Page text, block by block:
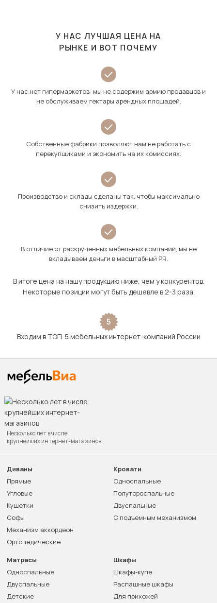
У НАС ЛУЧШАЯ ЦЕНА НА
РЫНКЕ И ВОТ ПОЧЕМУ
У нас нет гипермаркетов: мы не содержим армию продавцов и
не обслуживаем гектары арендных площадей.
Собственные фабрики позволяют нам не работать с
перекупщиками и экономить на их комиссиях.
Производство и склады сделаны так, чтобы максимально
снизить издержки.
В отличие от раскрученных мебельных компаний, мы не
вкладываем деньги в масштабный PR.
В итоге цена на нашу продукцию ниже, чем у конкурентов.
Некоторые позиции могут быть дешевле в 2-3 раза.
5
Входим в ТОП-5 мебельных интернет-компаний России
Несколько лет в числе
крупнейших интернет-магазинов
Диваны
Прямые
Угловые
Кушетки
Софы
Механизм аккордеон
Ортопедические
Кровати
Односпальные
Полутороспальные
Двуспальные
С подъемным механизмом
Матрасы
Односпальные
Двуспальные
Детские
Шкафы
Шкафы-купе
Распашные шкафы
Для прихожей